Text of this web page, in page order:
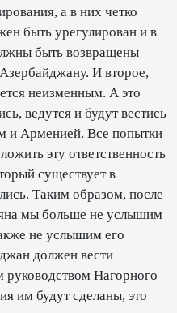
а в них четко
быть урегулирован и в
быть возвращены
И второе,
неизменным. А это
ведутся и будут вестись
и Арменией. Все попытки
эту ответственность
существует в
Таким образом, после
мы больше не услышим
не услышим его
должен вести
руководством Нагорного
им будут сделаны, это